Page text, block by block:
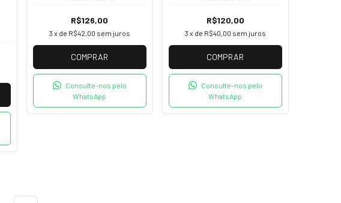
R$126,00
3 x de R$42,00 sem juros
COMPRAR
Consulte-nos pelo
WhatsApp
R$120,00
3 x de R$40,00 sem juros
COMPRAR
Consulte-nos pelo
WhatsApp